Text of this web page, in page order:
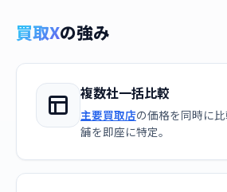
買取Xの強み
複数社一括比較
主要買取店の価格を同時に
舗を即座に特定。